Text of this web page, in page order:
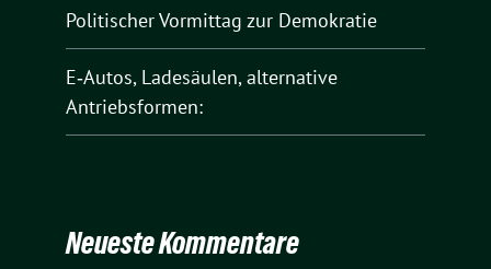
Politischer Vormittag zur Demokratie
E‑Autos, Ladesäulen, alternative
Antriebsformen:
Neueste Kommentare